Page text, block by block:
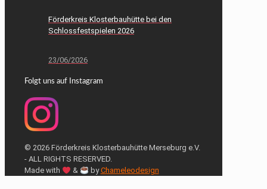
Förderkreis Klosterbauhütte bei den
Schlossfestspielen 2026
23/06/2026
Folgt uns auf Instagram
© 2026 Förderkreis Klosterbauhütte Merseburg e.V.
- ALL RIGHTS RESERVED.
Made with
& byChameleodesign